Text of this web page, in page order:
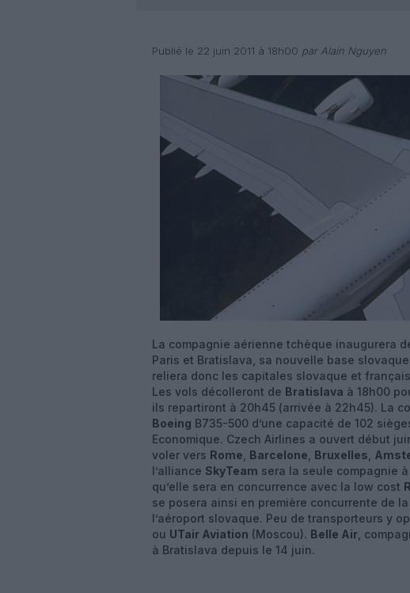
Publié le 22 juin 2011 à 18h00 par Alain Nguyen
La compagnie aérienne tchèque inaugurera
Paris et Bratislava, sa nouvelle base
reliera donc les capitales slovaque et
Les vols décolleront de Bratislava à 18h00
ils repartiront à 20h45 (arrivée à 22h45). La
Boeing B735-500 d’une capacité de 102
Economique. Czech Airlines a ouvert début
voler vers Rome Barcelone Bruxelles
l’alliance SkyTeam sera la seule compagnie
qu’elle sera en concurrence avec la low cost
se posera ainsi en première concurrente de
l’aéroport slovaque. Peu de transporteurs y
ou UTair Aviation (Moscou). Belle Air ,
à Bratislava depuis le 14 juin.